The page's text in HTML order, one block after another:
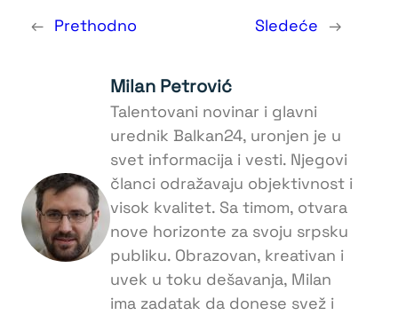
← Prethodno Sledeće →
Milan Petrović
Talentovani novinar i glavni
urednik Balkan24, uronjen je u
svet informacija i vesti. Njegovi
članci odražavaju objektivnost i
visok kvalitet. Sa timom, otvara
nove horizonte za svoju srpsku
publiku. Obrazovan, kreativan i
uvek u toku dešavanja, Milan
ima zadatak da donese svež i